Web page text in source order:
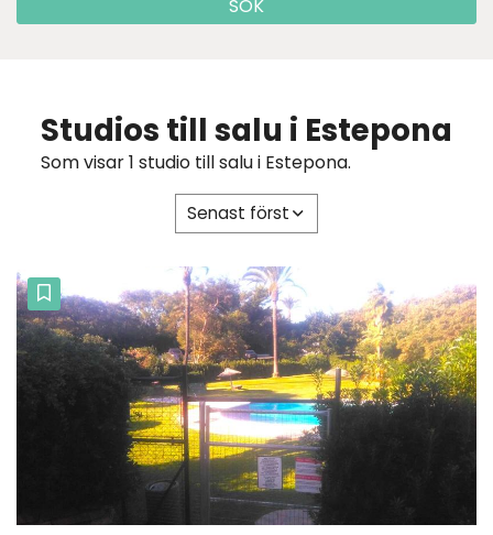
SÖK
Studios till salu i Estepona
Som visar 1 studio till salu i Estepona.
Senast först